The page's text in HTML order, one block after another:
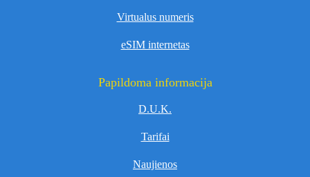
Virtualus numeris
eSIM internetas
Papildoma informacija
D.U.K.
Tarifai
Naujienos